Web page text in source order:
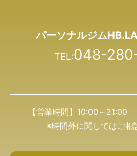
パーソナルジム
TEL:048-
【営業時間】10:00～21:00
※時間外に関してはご相